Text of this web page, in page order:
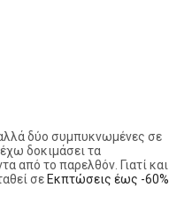
αλλά δύο συμπυκνωμένες σε
δοκιμάσει τα
από το παρελθόν. Γιατί και
σε Εκπτώσεις έως -60%